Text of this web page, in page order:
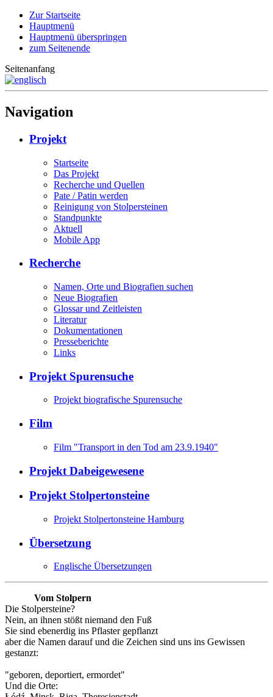
Zur Startseite
Hauptmenü
Hauptmenü überspringen
zum Seitenende
Seitenanfang
Navigation
Projekt
Startseite
Das Projekt
Recherche und Quellen
Pate / Patin werden
Reinigung von Stolpersteinen
Standpunkte
Aktuell
Mobile App
Recherche
Namen, Orte und Biografien suchen
Neue Biografien
Glossar und Zeitleisten
Literatur
Dokumentationen
Presseberichte
Links
Projekt Spurensuche
Projekt biografische Spurensuche
Film
Film "Transport in den Tod am 23.9.1940"
Projekt Dabeigewesene
Projekt Stolpertonsteine
Projekt Stolpertonsteine Hamburg
Übersetzung
Englische Übersetzungen
Vom Stolpern
Die Stolpersteine?
Nein, an ihnen stößt niemand den Fuß
Sie sind ebenerdig ins Pflaster gepflanzt
aber die Namen darauf und die Zeichen sind uns ins Gewissen
gestanzt:
"geboren, deportiert, ermordet"
Und die Orte: